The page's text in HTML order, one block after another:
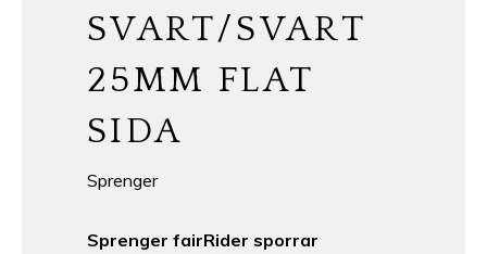
SVART/SVART
25MM FLAT
SIDA
Sprenger
Sprenger fairRider sporrar